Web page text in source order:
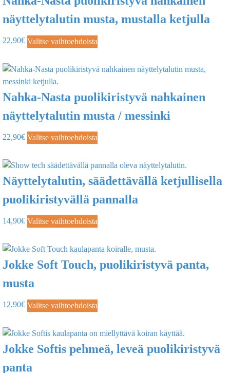
näyttelytalutin musta, mustalla ketjulla
22,90€ Valitse vaihtoehdoista
Nahka-Nasta puolikiristyvä nahkainen
näyttelytalutin musta / messinki
22,90€ Valitse vaihtoehdoista
Näyttelytalutin, säädettävällä ketjullisella
puolikiristyvällä pannalla
14,90€ Valitse vaihtoehdoista
Jokke Soft Touch, puolikiristyvä panta,
musta
12,90€ Valitse vaihtoehdoista
Jokke Softis pehmeä, leveä puolikiristyvä
panta